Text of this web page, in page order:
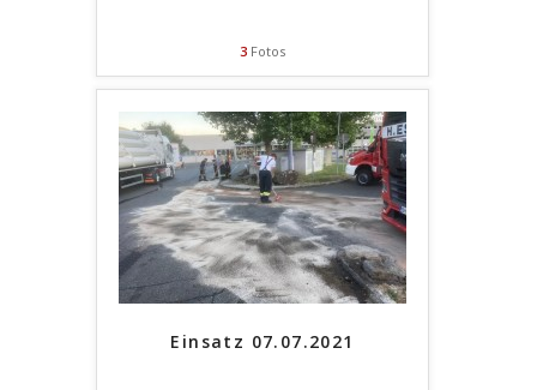
3Fotos
Einsatz 07.07.2021